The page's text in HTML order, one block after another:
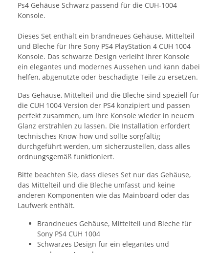
Ps4 Gehäuse Schwarz passend für die CUH-1004
Konsole.
Dieses Set enthält ein brandneues Gehäuse, Mittelteil
und Bleche für Ihre Sony PS4 PlayStation 4 CUH 1004
Konsole. Das schwarze Design verleiht Ihrer Konsole
ein elegantes und modernes Aussehen und kann dabei
helfen, abgenutzte oder beschädigte Teile zu ersetzen.
Das Gehäuse, Mittelteil und die Bleche sind speziell für
die CUH 1004 Version der PS4 konzipiert und passen
perfekt zusammen, um Ihre Konsole wieder in neuem
Glanz erstrahlen zu lassen. Die Installation erfordert
technisches Know-how und sollte sorgfältig
durchgeführt werden, um sicherzustellen, dass alles
ordnungsgemäß funktioniert.
Bitte beachten Sie, dass dieses Set nur das Gehäuse,
das Mittelteil und die Bleche umfasst und keine
anderen Komponenten wie das Mainboard oder das
Laufwerk enthält.
Brandneues Gehäuse, Mittelteil und Bleche für
Sony PS4 CUH 1004
Schwarzes Design für ein elegantes und